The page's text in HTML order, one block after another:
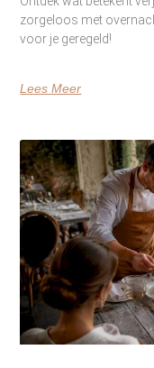
zorgeloos met
voor je geregeld!
Lees Meer